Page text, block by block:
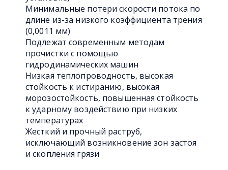
Минимальные потери скорости потока по
длине из-за низкого коэффициента трения
(0,0011 мм)
Подлежат современным методам
прочистки с помощью
гидродинамических машин
Низкая теплопроводность, высокая
стойкость к истиранию, высокая
морозостойкость, повышенная стойкость
к ударному воздействию при низких
температурах
Жесткий и прочный раструб,
исключающий возникновение зон застоя
и скопления грязи